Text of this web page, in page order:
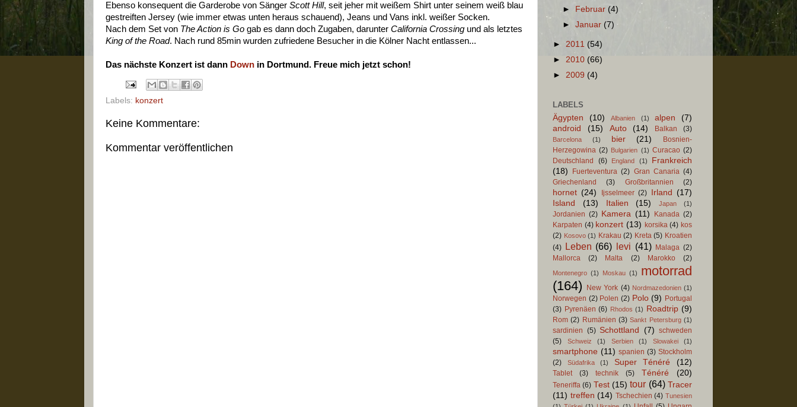
Ebenso konsequent die Garderobe von Sänger Scott Hill, seit jeher mit weißem Shirt unter seinem weiß blau
gestreiften Jersey (wie immer etwas unten heraus schauend), Jeans und Vans inkl. weißer Socken.
Nach dem Set von The Action is Go gab es dann doch Zugaben, darunter California Crossing und als letztes
King of the Road. Nach rund 85min wurden zufriedene Besucher in die Kölner Nacht entlassen...
Das nächste Konzert ist dann Down in Dortmund. Freue mich jetzt schon!
Labels: konzert
Keine Kommentare:
Kommentar veröffentlichen
►
Februar (4)
►Januar (7)
► 2011 (54)
► 2010 (66)
► 2009 (4)
LABELS
Ägypten
(10) Albanien (1) alpen
(7)
android
(15) Auto (14) Balkan (3)
Barcelona (1) bier (21)
Bosnien-
Herzegowina (2) Bulgarien (1) Curacao (2)
Deutschland
(6) England (1)
Frankreich
(18)
Fuerteventura (2) Gran Canaria (4)
Griechenland
(3) Großbritannien (2)
hornet (24) Ijsselmeer (2) Irland
(17)
Island
(13) Italien (15) Japan (1)
Jordanien (2) Kamera (11) Kanada (2)
Karpaten (4) konzert (13) korsika (4) kos
(2) Kosovo (1) Krakau (2) Kreta (5) Kroatien
(4) Leben (66) levi (41) Malaga (2)
Mallorca
(2) Malta (2) Marokko (2)
Montenegro (1) Moskau (1)
motorrad
(164)
New York (4) Nordmazedonien (1)
Norwegen (2) Polen (2) Polo (9) Portugal
(3) Pyrenäen (6) Rhodos (1) Roadtrip (9)
Rom (2) Rumänien (3) Sankt Petersburg (1)
sardinien (5) Schottland (7) schweden
(5)
Schweiz (1) Serbien (1) Slowakei (1)
smartphone (11) spanien (3) Stockholm
(2)
Südafrika (1) Super Ténéré (12)
Tablet (3) technik (5) Ténéré (20)
Teneriffa (6) Test (15) tour (64) Tracer
(11) treffen (14) Tschechien (4) Tunesien